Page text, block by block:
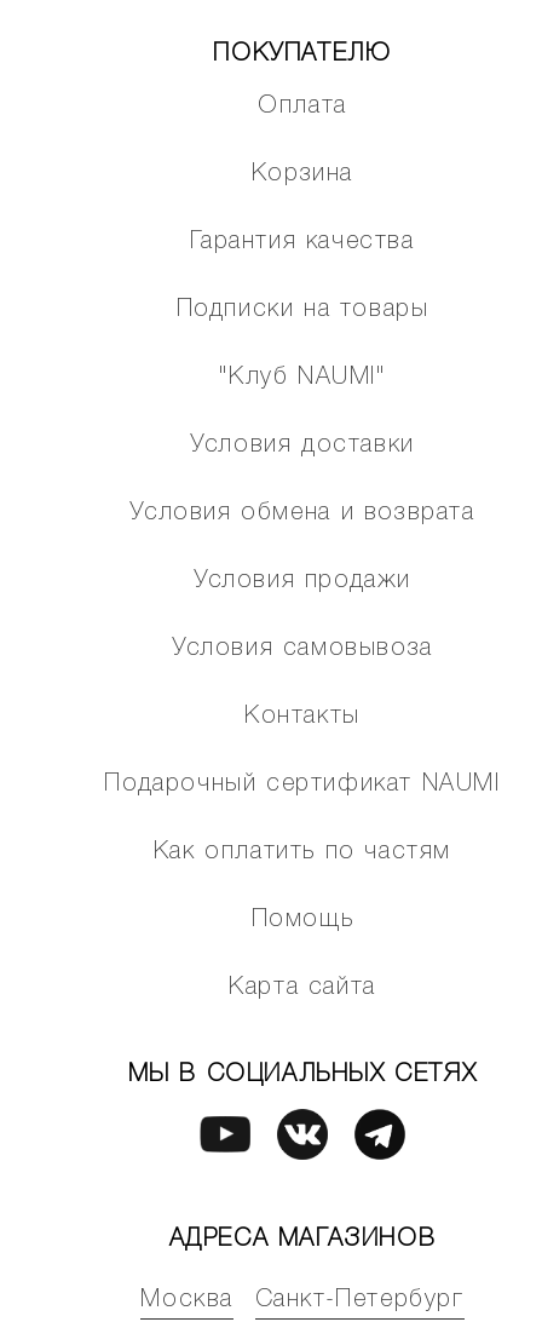
ПОКУПАТЕЛЮ
Оплата
Корзина
Гарантия качества
Подписки на товары
"Клуб NAUMI"
Условия доставки
Условия обмена и возврата
Условия продажи
Условия самовывоза
Контакты
Подарочный сертификат NAUMI
Как оплатить по частям
Помощь
Карта сайта
МЫ В СОЦИАЛЬНЫХ СЕТЯХ
АДРЕСА МАГАЗИНОВ
Москва Санкт-Петербург